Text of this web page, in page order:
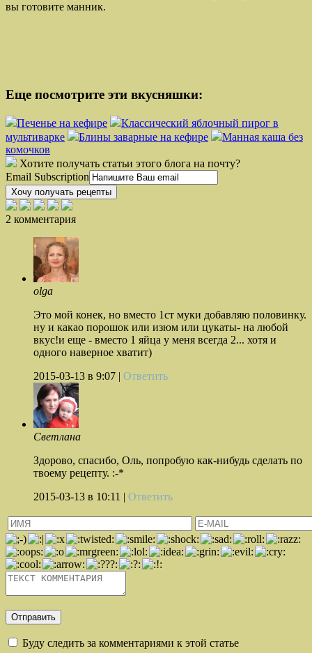
вы готовите манник.
Еще посмотрите эти вкусняшки:
Печенье на кефире
Классический яблочный пирог в
мультиварке
Блины заварные на кефире
Манная каша без
комочков
Хотите получать статьи этого блога на почту?
Email Subscription
Хочу получать рецепты
2 комментария
olga
Это мой конек, но вместо 1ст муки добавляю половинку.
ну и какао порошок или изюм или цукаты- на любой
вкус!и еще - вместо 1 яйца у меня всегда 2... хотя и
одного наверное хватит)
2015-03-13 в 9:07 | Ответить
Светлана
Здорово, спасибо, Оль, попробую как-нибудь сделать по
твоему рецепту. :-*
2015-03-13 в 10:11 | Ответить
Буду следить за комментариями к этой статье